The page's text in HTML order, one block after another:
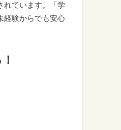
れています。「学
験からでも安心